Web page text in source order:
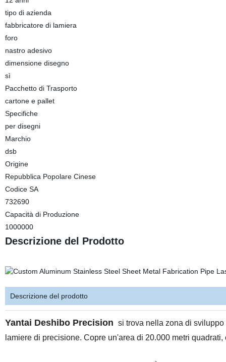
tipo di azienda
fabbricatore di lamiera
foro
nastro adesivo
dimensione disegno
sì
Pacchetto di Trasporto
cartone e pallet
Specifiche
per disegni
Marchio
dsb
Origine
Repubblica Popolare Cinese
Codice SA
732690
Capacità di Produzione
1000000
Descrizione del Prodotto
Descrizione del prodotto
Yantai Deshibo Precision si trova nella zona di
lamiere di precisione. Copre un'area di 20.000 metri